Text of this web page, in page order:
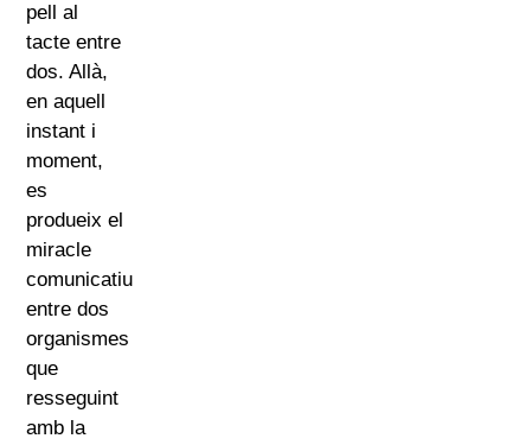
pell al
tacte entre
dos. Allà,
en aquell
instant i
moment,
es
produeix el
miracle
comunicatiu
entre dos
organismes
que
resseguint
amb la